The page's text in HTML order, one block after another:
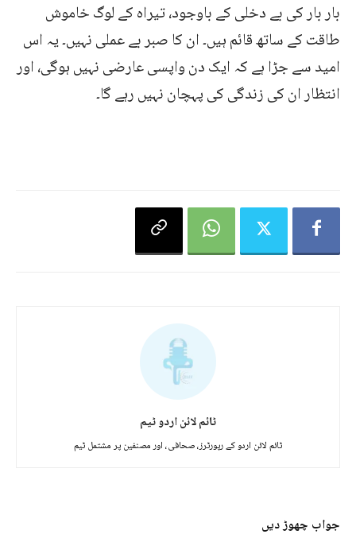
بار بار کی بے دخلی کے باوجود، تیراہ کے لوگ خاموش
طاقت کے ساتھ قائم ہیں۔ ان کا صبر بے عملی نہیں۔ یہ اس
امید سے جڑا ہے کہ ایک دن واپسی عارضی نہیں ہوگی، اور
انتظار ان کی زندگی کی پہچان نہیں رہے گا۔
ٹائم لائن اردو ٹیم
ٹائم لائن اردو کے رپورٹرز، صحافی، اور مصنفین پر مشتمل ٹیم
جواب چھوڑ دیں